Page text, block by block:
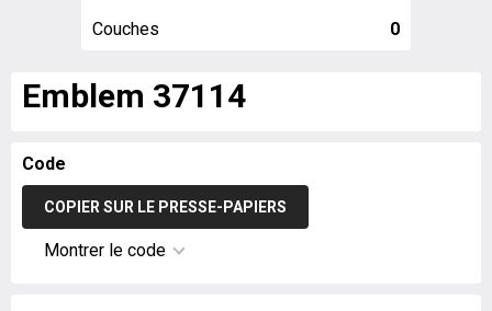
Couches 0
Emblem 37114
Code
COPIER SUR LE PRESSE-PAPIERS
Montrer le code